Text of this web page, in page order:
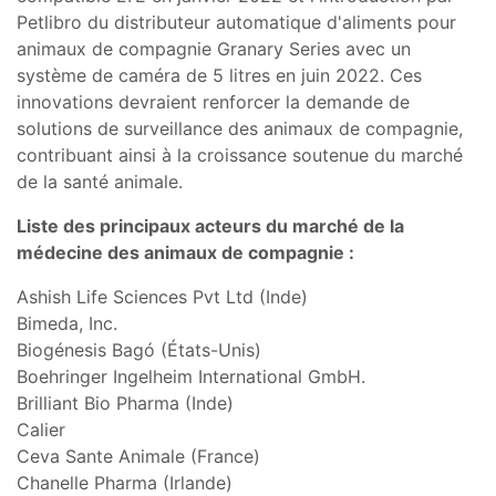
Petlibro du distributeur automatique d'aliments pour
animaux de compagnie Granary Series avec un
système de caméra de 5 litres en juin 2022. Ces
innovations devraient renforcer la demande de
solutions de surveillance des animaux de compagnie,
contribuant ainsi à la croissance soutenue du marché
de la santé animale.
Liste des principaux acteurs du marché de la
médecine des animaux de compagnie :
Ashish Life Sciences Pvt Ltd (Inde)
Bimeda, Inc.
Biogénesis Bagó (États-Unis)
Boehringer Ingelheim International GmbH.
Brilliant Bio Pharma (Inde)
Calier
Ceva Sante Animale (France)
Chanelle Pharma (Irlande)